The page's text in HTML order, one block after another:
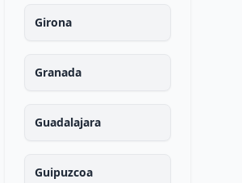
Girona
Granada
Guadalajara
Guipuzcoa